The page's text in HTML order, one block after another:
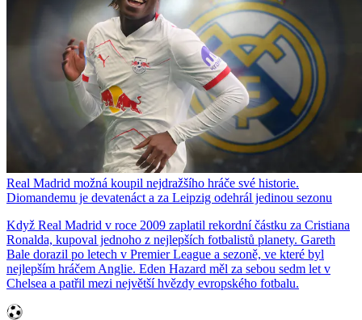
Real Madrid možná koupil nejdražšího hráče své historie.
Diomandemu je devatenáct a za Leipzig odehrál jedinou sezonu
Když Real Madrid v roce 2009 zaplatil rekordní částku za Cristiana
Ronalda, kupoval jednoho z nejlepších fotbalistů planety. Gareth
Bale dorazil po letech v Premier League a sezoně, ve které byl
nejlepším hráčem Anglie. Eden Hazard měl za sebou sedm let v
Chelsea a patřil mezi největší hvězdy evropského fotbalu.